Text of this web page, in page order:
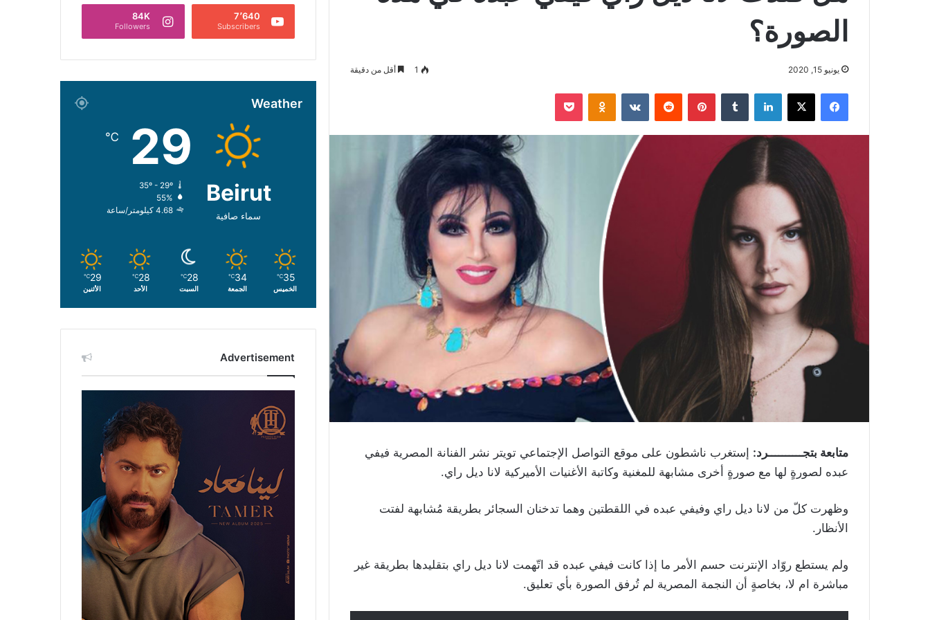
الصورة؟
يونيو 15, 2020 1 أقل من دقيقة
فيسبوك ‫X لينكدإن بينتيريست Odnoklassniki
‫Pocket
متابعة بتجــــــــــرد: إستغرب ناشطون على موقع التواصل الإجتماعي تويتر نشر الفنانة المصرية فيفي
عبده لصورةٍ لها مع صورةٍ أخرى مشابهة للمغنية وكاتبة الأغنيات الأميركية لانا ديل راي.
وظهرت كلّ من لانا ديل راي وفيفي عبده في اللقطتين وهما تدخنان السجائر بطريقة مُشابهة لفتت
الأنظار.
ولم يستطع روّاد الإنترنت حسم الأمر ما إذا كانت فيفي عبده قد اتّهمت لانا ديل راي بتقليدها بطريقة غير
مباشرة ام لا، بخاصةٍ أن النجمة المصرية لم تُرفق الصورة بأي تعليق.
7٬640
Subscribers
84K
Followers
Weather
Beirut
سماء صافية
29
℃
35º - 29º
55%
4.68 كيلومتر/ساعة
35
℃
الخميس
34
℃
الجمعة
28
℃
السبت
28
℃
الأحد
29
℃
الأثنين
Advertisement